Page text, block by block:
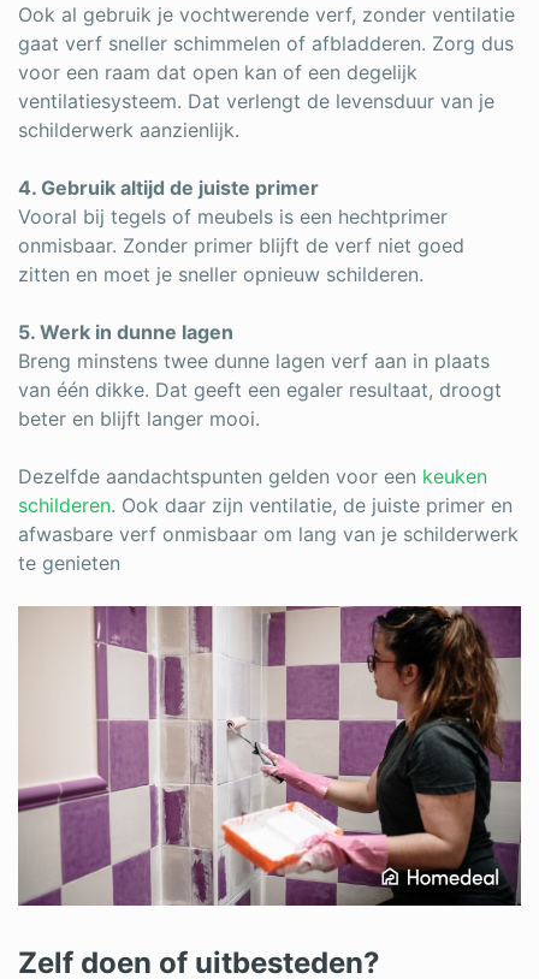
Ook al gebruik je vochtwerende verf, zonder ventilatie
gaat verf sneller schimmelen of afbladderen. Zorg dus
voor een raam dat open kan of een degelijk
ventilatiesysteem. Dat verlengt de levensduur van je
schilderwerk aanzienlijk.
4. Gebruik altijd de juiste primer
Vooral bij tegels of meubels is een hechtprimer
onmisbaar. Zonder primer blijft de verf niet goed
zitten en moet je sneller opnieuw schilderen.
5. Werk in dunne lagen
Breng minstens twee dunne lagen verf aan in plaats
van één dikke. Dat geeft een egaler resultaat, droogt
beter en blijft langer mooi.
Dezelfde aandachtspunten gelden voor een keuken
schilderen. Ook daar zijn ventilatie, de juiste primer en
afwasbare verf onmisbaar om lang van je schilderwerk
te genieten
Zelf doen of uitbesteden?